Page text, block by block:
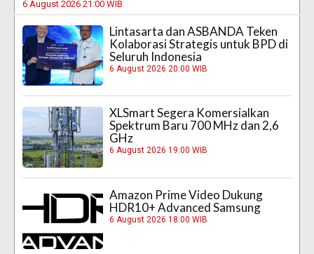
6 August 2026 21:00 WIB
Lintasarta dan ASBANDA Teken
Kolaborasi Strategis untuk BPD di
Seluruh Indonesia
6 August 2026 20:00 WIB
XLSmart Segera Komersialkan
Spektrum Baru 700 MHz dan 2,6
GHz
6 August 2026 19:00 WIB
Amazon Prime Video Dukung
HDR10+ Advanced Samsung
6 August 2026 18:00 WIB